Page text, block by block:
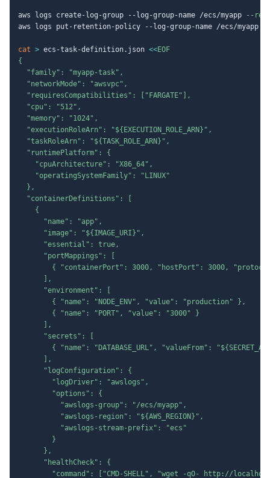
aws logs create-log-group --log-group-name /ecs/myapp
--
aws logs put-retention-policy --log-group-name /ecs/
cat > ecs-task-definition.json <<EOF
{
  "family": "myapp-task",
  "networkMode": "awsvpc",
  "requiresCompatibilities": ["FARGATE"],
  "cpu": "512",
  "memory": "1024",
  "executionRoleArn": "
${EXECUTION_ROLE_ARN} ",
  "taskRoleArn": "
${TASK_ROLE_ARN} ",
  "runtimePlatform": {
    "cpuArchitecture": "X86_64",
    "operatingSystemFamily": "LINUX"
  },
  "containerDefinitions": [
    {
      "name": "app",
      "image": "
${IMAGE_URI} ",
      "essential": true,
      "portMappings": [
{ "containerPort": 3000, "hostPort": 3000,
      ],
      "environment": [
        { "name": "NODE_ENV", "value": "production" },
        { "name": "PORT", "value": "3000" }
      ],
      "secrets": [
        { "name": "DATABASE_URL", "valueFrom": "
      ],
      "logConfiguration": {
        "logDriver": "awslogs",
        "options": {
          "awslogs-group": "/ecs/myapp",
          "awslogs-region": "
${AWS_REGION} ",
          "awslogs-stream-prefix": "ecs"
        }
      },
      "healthCheck": {
"command": ["CMD-SHELL", "wget -qO- http://